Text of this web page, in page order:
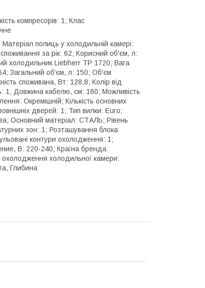
компресорів: 1; Клас
полиць у холодильній камері:
за рік: 62; Корисний об'єм, л:
холодильник Liebherr TP 1720; Вага
Загальний об'єм, л: 150; Об'єм
споживана, Вт: 128,8; Колір від
1; Довжина кабелю, см: 160; Можливість
Окремішній; Кількість основних
дверей: 1; Тип вилки: Euro;
Основний матеріал: СТАЛЬ; Рівень
зон: 1; Розташування блока
контури охолодження: 1;
В: 220-240; Країна бренда:
холодильної камери:
Глибина